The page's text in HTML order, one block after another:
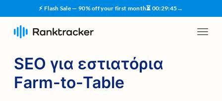
⚡ Flash Sale — 90% off your first month⏳ 00:29:44→
SEO για εστιατόρια
Farm-to-Table